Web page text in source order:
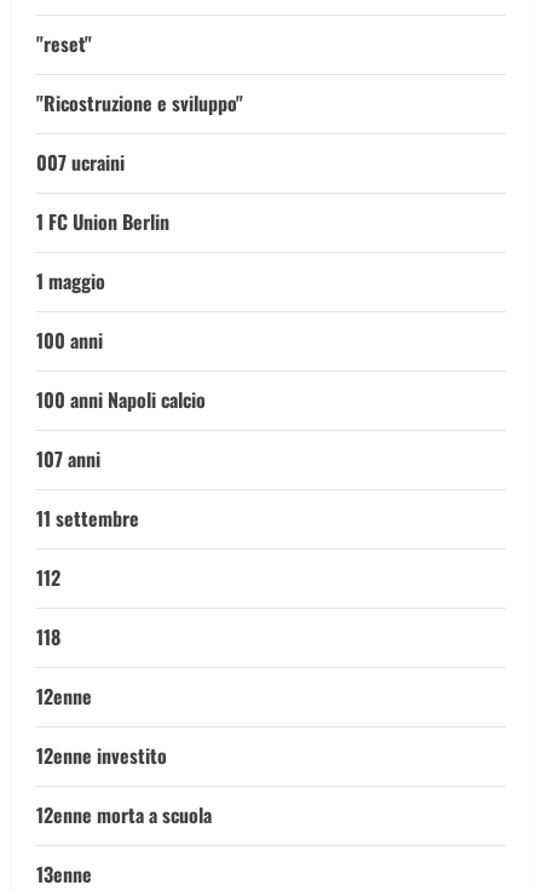
"reset"
"Ricostruzione e sviluppo"
007 ucraini
1 FC Union Berlin
1 maggio
100 anni
100 anni Napoli calcio
107 anni
11 settembre
112
118
12enne
12enne investito
12enne morta a scuola
13enne